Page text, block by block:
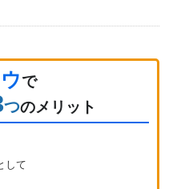
で
つのメリット
して